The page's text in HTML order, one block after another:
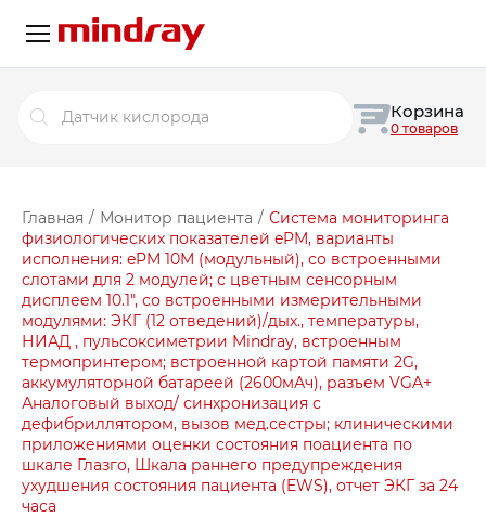
товаров
Корзина
0 товаров
Главная / Монитор пациента / Система мониторинга
физиологических показателей ePM, варианты
исполнения: ePM 10M (модульный), со встроенными
слотами для 2 модулей; с цветным сенсорным
дисплеем 10.1″, со встроенными измерительными
модулями: ЭКГ (12 отведений)/дых., температуры,
НИАД , пульсоксиметрии Mindray, встроенным
термопринтером; встроенной картой памяти 2G,
аккумуляторной батареей (2600мАч), разъем VGA+
Аналоговый выход/ синхронизация с
дефибриллятором, вызов мед.сестры; клиническими
приложениями оценки состояния поациента по
шкале Глазго, Шкала раннего предупреждения
ухудшения состояния пациента (EWS), отчет ЭКГ за 24
часа